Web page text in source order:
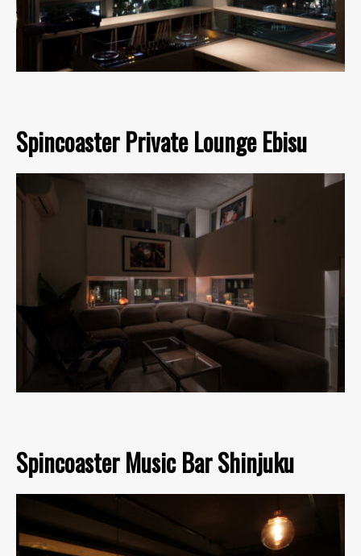
Spincoaster Private Lounge Ebisu
Spincoaster Music Bar Shinjuku